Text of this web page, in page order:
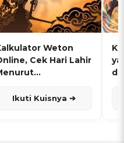
Weton
Cek Hari Lahir
Ikuti Kuisnya ➔